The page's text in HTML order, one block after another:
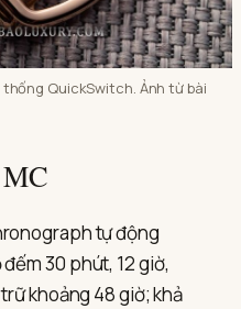
QuickSwitch. Ảnh từ bài
tự động
30 phút, 12 giờ,
khoảng 48 giờ; khả